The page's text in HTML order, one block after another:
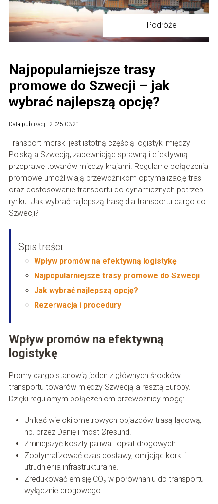
Podróże
Najpopularniejsze trasy
promowe do Szwecji – jak
wybrać najlepszą opcję?
Data publikacji: 2025-03-21
Transport morski jest istotną częścią logistyki między
Polską a Szwecją, zapewniając sprawną i efektywną
przeprawę towarów między krajami. Regularne połączenia
promowe umożliwiają przewoźnikom optymalizację tras
oraz dostosowanie transportu do dynamicznych potrzeb
rynku. Jak wybrać najlepszą trasę dla transportu cargo do
Szwecji?
Spis treści:
Wpływ promów na efektywną logistykę
Najpopularniejsze trasy promowe do Szwecji
Jak wybrać najlepszą opcję?
Rezerwacja i procedury
Wpływ promów na efektywną
logistykę
Promy cargo stanowią jeden z głównych środków
transportu towarów między Szwecją a resztą Europy.
Dzięki regularnym połączeniom przewoźnicy mogą:
Unikać wielokilometrowych objazdów trasą lądową,
np. przez Danię i most Øresund.
Zmniejszyć koszty paliwa i opłat drogowych.
Zoptymalizować czas dostawy, omijając korki i
utrudnienia infrastrukturalne.
Zredukować emisję CO₂ w porównaniu do transportu
wyłącznie drogowego.